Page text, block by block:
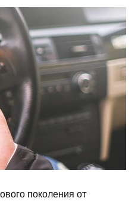
поколения от